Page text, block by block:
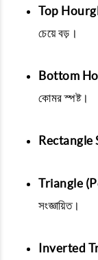
Top
চেয়ে বড়।
Bottom
কোমর স্পষ্ট।
Rectangle
Triangle
সংজ্ঞায়িত।
Inverted